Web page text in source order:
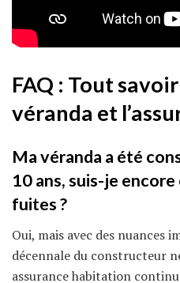
FAQ : Tout
véranda et
Ma véranda a été
10 ans, suis-je
fuites ?
Oui, mais avec des nuances
décennale du constructeur
assurance habitation